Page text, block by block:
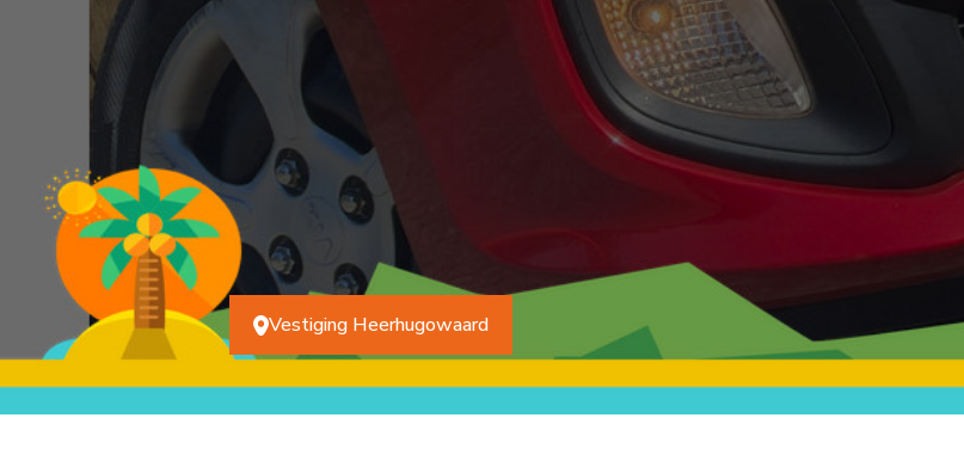
Vestiging Heerhugowaard